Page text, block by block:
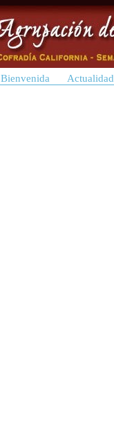
Bienvenida Actualidad